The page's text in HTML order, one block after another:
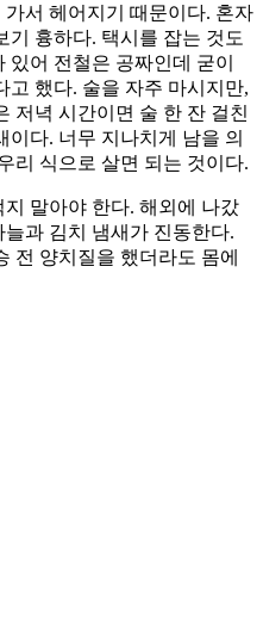
서 헤어지기 때문이다. 혼자
기 흉하다. 택시를 잡는 것도
어 전철은 공짜인데 굳이
고 했다. 술을 자주 마시지만,
저녁 시간이면 술 한 잔 걸친
다. 너무 지나치게 남을 의
리 식으로 살면 되는 것이다.
말아야 한다. 해외에 나갔
과 김치 냄새가 진동한다.
전 양치질을 했더라도 몸에